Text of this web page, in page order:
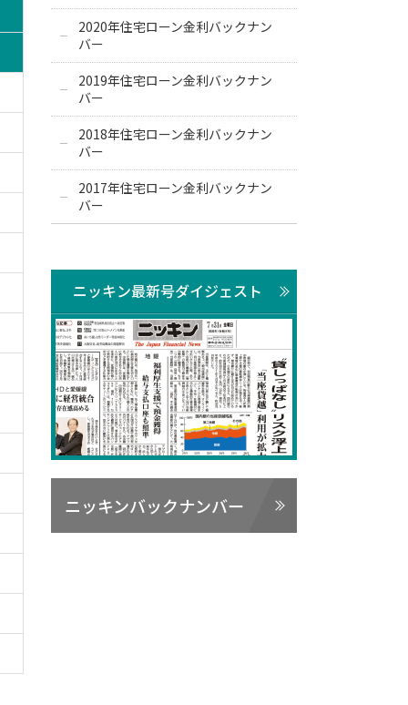
2020年住宅ローン金利バックナン
バー
2019年住宅ローン金利バックナン
バー
2018年住宅ローン金利バックナン
バー
2017年住宅ローン金利バックナン
バー
ニッキン最新号ダイジェスト
ニッキンバックナンバー